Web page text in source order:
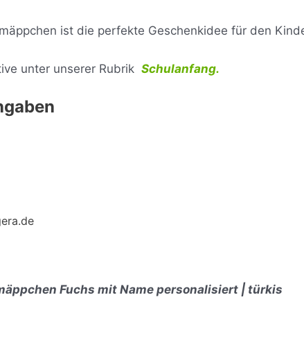
ist die perfekte Geschenkidee für den
unter unserer RubrikSchulanfang.
Fuchs mit Name personalisiert | türkis